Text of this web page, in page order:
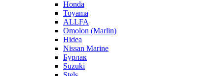
Honda
Toyama
ALLFA
Omolon (Marlin)
Hidea
Nissan Marine
Бурлак
Suzuki